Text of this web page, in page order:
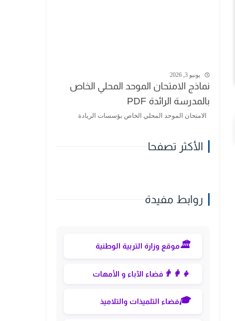
يونيو 3, 2026
نماذج الامتحان الموحد المحلي الخاص
بالمدرسة الرائدة PDF
الامتحان الموحد المحلي الخاص بؤسسات الريادة
الأكثر تصفحا
روابط مفيدة
🏛️موقع وزارة التربية الوطنية
👨‍👩‍👧 فضاء الآباء و الأمهات
🎓فضاء التلميذات والتلاميذ